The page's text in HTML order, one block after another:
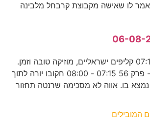
לו שאישה מקבוצת קרבחל מלבינה
קליפ טיים 06:30 - 07:15 קליפים ישראליים, מוזיקה טובה וזמן.
ש.ח. לאהוב עד מוות - פרק 56 07:15 - 08:00 חקובו יורה לתוך
בו. אווה לא מסכימה שרנטה תחזור
המובילים